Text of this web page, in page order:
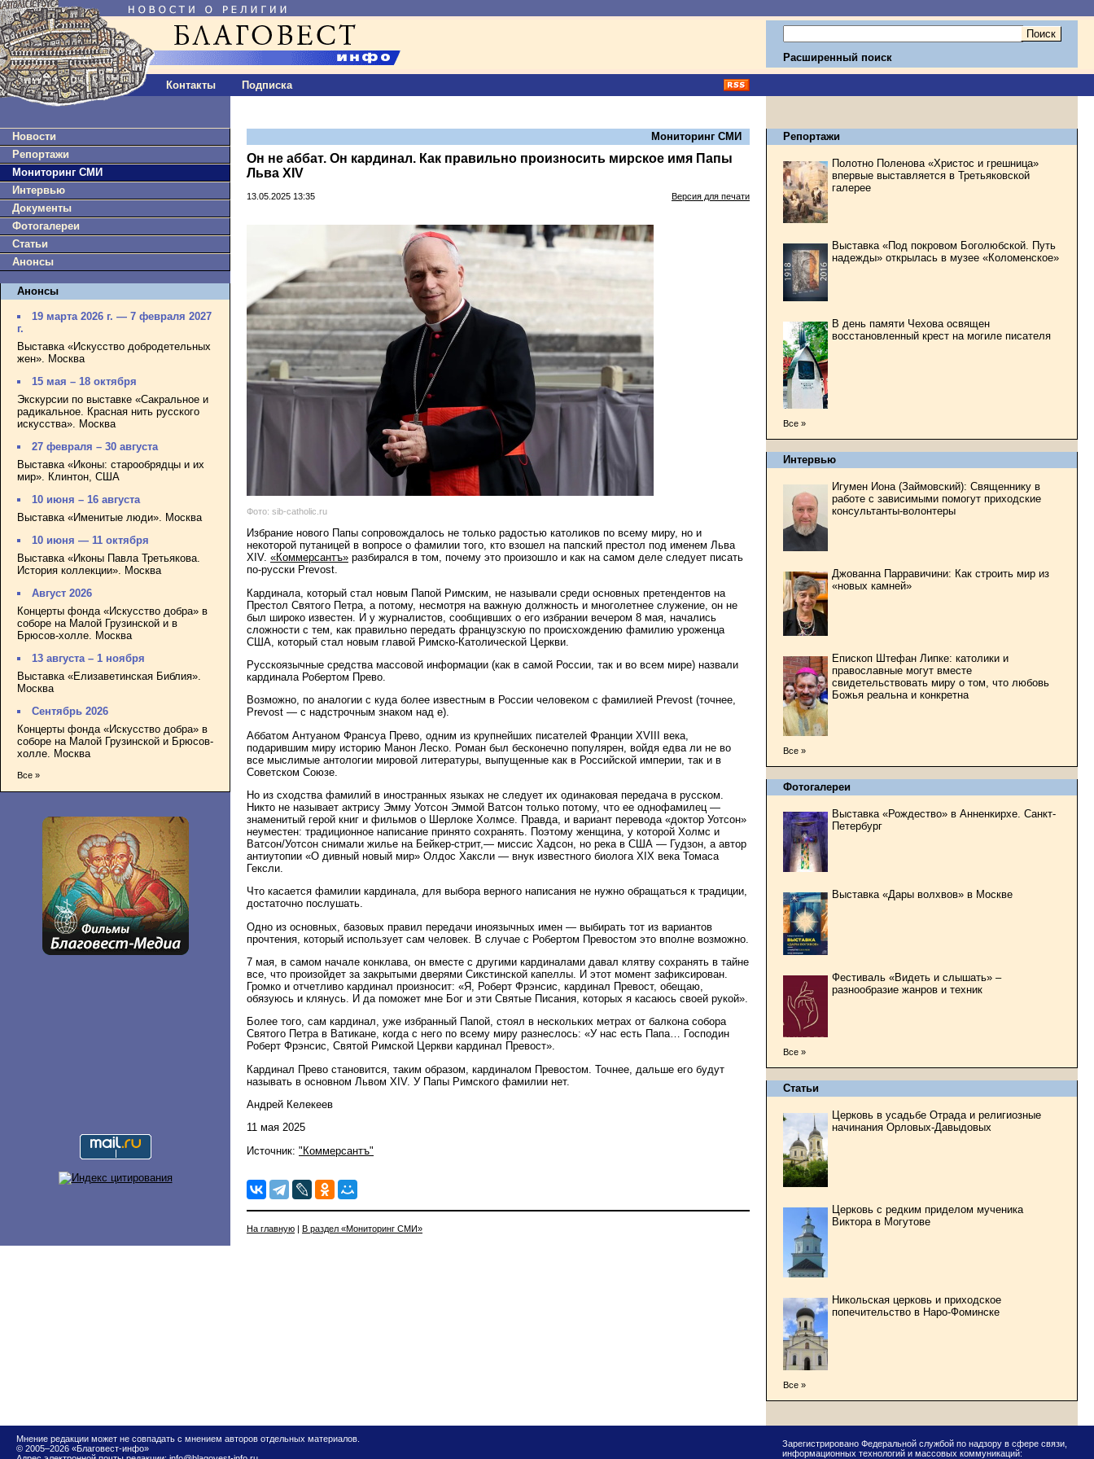
Контакты Подписка
Расширенный поиск
Новости
Репортажи
Мониторинг СМИ
Интервью
Документы
Фотогалереи
Статьи
Анонсы
Анонсы
19 марта 2026 г. — 7 февраля 2027
г.
Выставка «Искусство добродетельных
жен». Москва
15 мая – 18 октября
Экскурсии по выставке «Сакральное и
радикальное. Красная нить русского
искусства». Москва
27 февраля – 30 августа
Выставка «Иконы: старообрядцы и их
мир». Клинтон, США
10 июня – 16 августа
Выставка «Именитые люди». Москва
10 июня — 11 октября
Выставка «Иконы Павла Третьякова.
История коллекции». Москва
Август 2026
Концерты фонда «Искусство добра» в
соборе на Малой Грузинской и в
Брюсов-холле. Москва
13 августа – 1 ноября
Выставка «Елизаветинская Библия».
Москва
Сентябрь 2026
Концерты фонда «Искусство добра» в
соборе на Малой Грузинской и Брюсов-
холле. Москва
Все »
Мониторинг СМИ
Он не аббат. Он кардинал. Как правильно произносить мирское имя Папы
Льва XIV
13.05.2025 13:35 Версия для печати
Фото: sib-catholic.ru
Избрание нового Папы сопровождалось не только радостью католиков по всему миру, но и
некоторой путаницей в вопросе о фамилии того, кто взошел на папский престол под именем Льва
XIV. «Коммерсантъ» разбирался в том, почему это произошло и как на самом деле следует писать
по-русски Prevost.
Кардинала, который стал новым Папой Римским, не называли среди основных претендентов на
Престол Святого Петра, а потому, несмотря на важную должность и многолетнее служение, он не
был широко известен. И у журналистов, сообщивших о его избрании вечером 8 мая, начались
сложности с тем, как правильно передать французскую по происхождению фамилию уроженца
США, который стал новым главой Римско-Католической Церкви.
Русскоязычные средства массовой информации (как в самой России, так и во всем мире) назвали
кардинала Робертом Прево.
Возможно, по аналогии с куда более известным в России человеком с фамилией Prevost (точнее,
Prevost — с надстрочным знаком над е).
Аббатом Антуаном Франсуа Прево, одним из крупнейших писателей Франции XVIII века,
подарившим миру историю Манон Леско. Роман был бесконечно популярен, войдя едва ли не во
все мыслимые антологии мировой литературы, выпущенные как в Российской империи, так и в
Советском Союзе.
Но из сходства фамилий в иностранных языках не следует их одинаковая передача в русском.
Никто не называет актрису Эмму Уотсон Эммой Ватсон только потому, что ее однофамилец —
знаменитый герой книг и фильмов о Шерлоке Холмсе. Правда, и вариант перевода «доктор Уотсон»
неуместен: традиционное написание принято сохранять. Поэтому женщина, у которой Холмс и
Ватсон/Уотсон снимали жилье на Бейкер-стрит,— миссис Хадсон, но река в США — Гудзон, а автор
антиутопии «О дивный новый мир» Олдос Хаксли — внук известного биолога XIX века Томаса
Гексли.
Что касается фамилии кардинала, для выбора верного написания не нужно обращаться к традиции,
достаточно послушать.
Одно из основных, базовых правил передачи иноязычных имен — выбирать тот из вариантов
прочтения, который использует сам человек. В случае с Робертом Превостом это вполне возможно.
7 мая, в самом начале конклава, он вместе с другими кардиналами давал клятву сохранять в тайне
все, что произойдет за закрытыми дверями Сикстинской капеллы. И этот момент зафиксирован.
Громко и отчетливо кардинал произносит: «Я, Роберт Фрэнсис, кардинал Превост, обещаю,
обязуюсь и клянусь. И да поможет мне Бог и эти Святые Писания, которых я касаюсь своей рукой».
Более того, сам кардинал, уже избранный Папой, стоял в нескольких метрах от балкона собора
Святого Петра в Ватикане, когда с него по всему миру разнеслось: «У нас есть Папа… Господин
Роберт Фрэнсис, Святой Римской Церкви кардинал Превост».
Кардинал Прево становится, таким образом, кардиналом Превостом. Точнее, дальше его будут
называть в основном Львом XIV. У Папы Римского фамилии нет.
Андрей Келекеев
11 мая 2025
Источник: "Коммерсантъ"
На главную В раздел «Мониторинг СМИ»
Репортажи
Полотно Поленова «Христос и грешница»
впервые выставляется в Третьяковской
галерее
Выставка «Под покровом Боголюбской. Путь
надежды» открылась в музее «Коломенское»
В день памяти Чехова освящен
восстановленный крест на могиле писателя
Все »
Интервью
Игумен Иона (Займовский): Священнику в
работе с зависимыми помогут приходские
консультанты-волонтеры
Джованна Парравичини: Как строить мир из
«новых камней»
Епископ Штефан Липке: католики и
православные могут вместе
свидетельствовать миру о том, что любовь
Божья реальна и конкретна
Все »
Фотогалереи
Выставка «Рождество» в Анненкирхе. Санкт-
Петербург
Выставка «Дары волхвов» в Москве
Фестиваль «Видеть и слышать» –
разнообразие жанров и техник
Все »
Статьи
Церковь в усадьбе Отрада и религиозные
начинания Орловых-Давыдовых
Церковь с редким приделом мученика
Виктора в Могутове
Никольская церковь и приходское
попечительство в Наро-Фоминске
Все »
Мнение редакции может не совпадать с мнением авторов отдельных материалов.
© 2005–2026 «Благовест-инфо»
Зарегистрировано Федеральной службой по надзору в сфере связи,
информационных технологий и массовых коммуникаций: